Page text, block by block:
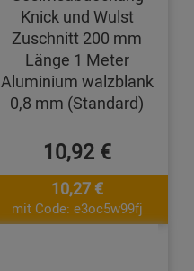
Knick und Wulst
Zuschnitt 200 mm
Länge 1 Meter
Aluminium walzblank
0,8 mm (Standard)
10,92 €
10,27 €
mit Code: e3oc5w99fj